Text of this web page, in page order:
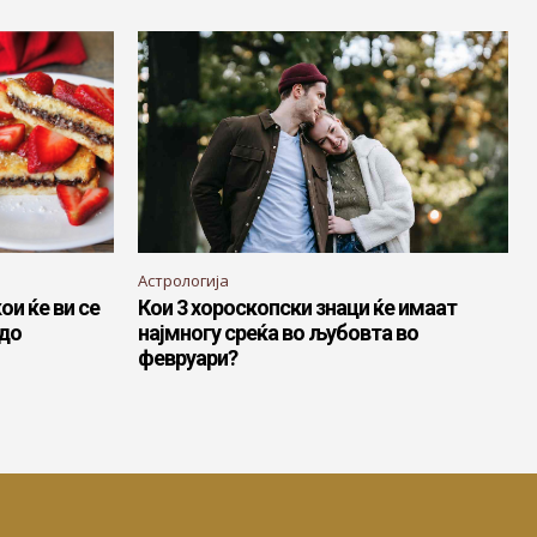
ќе ви се
Астрологија
Кои 3 хороскопски знаци ќе имаат
најмногу среќа во љубовта во
февруари?